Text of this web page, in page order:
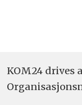
KOM24 drives